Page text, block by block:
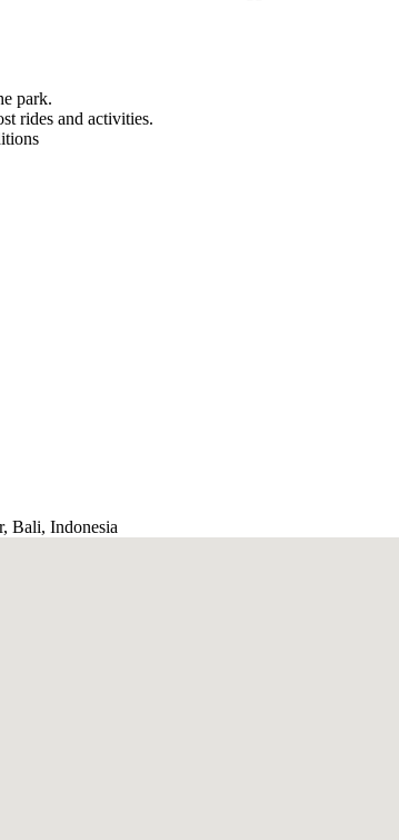
park.
rides and activities.
Bali, Indonesia